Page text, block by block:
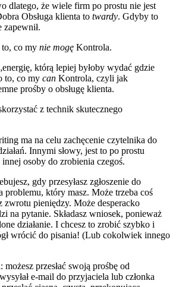
dlatego, że wiele firm po prostu nie jest
Obsługa klienta to twardy. Gdyby to
zapewnił.
co my nie mogę Kontrola.
którą lepiej byłoby wydać gdzie
to, co my can Kontrola, czyli jak
prośby o obsługę klienta.
z technik skutecznego
ma na celu zachęcenie czytelnika do
Innymi słowy, jest to po prostu
osoby do zrobienia czegoś.
gdy przesyłasz zgłoszenie do
problemu, który masz. Może trzeba coś
zwrotu pieniędzy. Może desperacko
na pytanie. Składasz wniosek, ponieważ
działanie. I chcesz to zrobić szybko i
wrócić do pisania! (Lub cokolwiek innego
przesłać swoją prośbę od
e-mail do przyjaciela lub członka